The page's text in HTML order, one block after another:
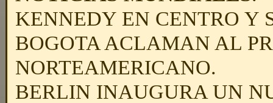
KENNEDY EN CENTRO Y
BOGOTA ACLAMAN AL
NORTEAMERICANO.
BERLIN INAUGURA UN